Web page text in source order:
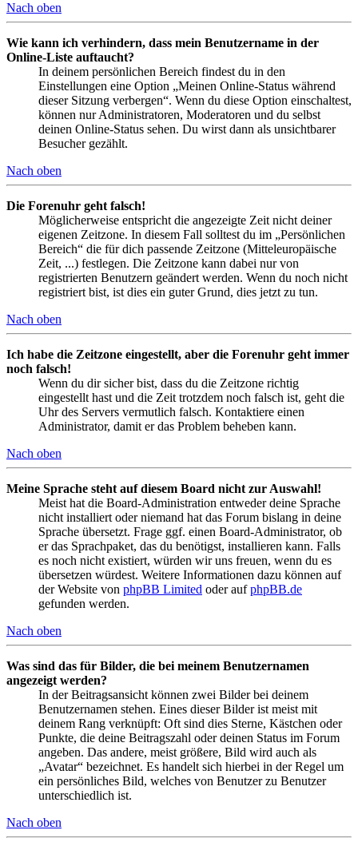
Nach oben
Wie kann ich verhindern, dass mein Benutzername in der
Online-Liste auftaucht?
In deinem persönlichen Bereich findest du in den
Einstellungen eine Option „Meinen Online-Status während
dieser Sitzung verbergen“. Wenn du diese Option einschaltest,
können nur Administratoren, Moderatoren und du selbst
deinen Online-Status sehen. Du wirst dann als unsichtbarer
Besucher gezählt.
Nach oben
Die Forenuhr geht falsch!
Möglicherweise entspricht die angezeigte Zeit nicht deiner
eigenen Zeitzone. In diesem Fall solltest du im „Persönlichen
Bereich“ die für dich passende Zeitzone (Mitteleuropäische
Zeit, ...) festlegen. Die Zeitzone kann dabei nur von
registrierten Benutzern geändert werden. Wenn du noch nicht
registriert bist, ist dies ein guter Grund, dies jetzt zu tun.
Nach oben
Ich habe die Zeitzone eingestellt, aber die Forenuhr geht immer
noch falsch!
Wenn du dir sicher bist, dass du die Zeitzone richtig
eingestellt hast und die Zeit trotzdem noch falsch ist, geht die
Uhr des Servers vermutlich falsch. Kontaktiere einen
Administrator, damit er das Problem beheben kann.
Nach oben
Meine Sprache steht auf diesem Board nicht zur Auswahl!
Meist hat die Board-Administration entweder deine Sprache
nicht installiert oder niemand hat das Forum bislang in deine
Sprache übersetzt. Frage ggf. einen Board-Administrator, ob
er das Sprachpaket, das du benötigst, installieren kann. Falls
es noch nicht existiert, würden wir uns freuen, wenn du es
übersetzen würdest. Weitere Informationen dazu können auf
der Website von phpBB Limited oder aufphpBB.de
gefunden werden.
Nach oben
Was sind das für Bilder, die bei meinem Benutzernamen
angezeigt werden?
In der Beitragsansicht können zwei Bilder bei deinem
Benutzernamen stehen. Eines dieser Bilder ist meist mit
deinem Rang verknüpft: Oft sind dies Sterne, Kästchen oder
Punkte, die deine Beitragszahl oder deinen Status im Forum
angeben. Das andere, meist größere, Bild wird auch als
„Avatar“ bezeichnet. Es handelt sich hierbei in der Regel um
ein persönliches Bild, welches von Benutzer zu Benutzer
unterschiedlich ist.
Nach oben